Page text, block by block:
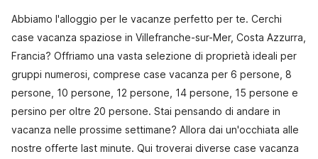
Abbiamo l'alloggio per le vacanze perfetto per te. Cerchi
case vacanza spaziose in Villefranche-sur-Mer, Costa Azzurra,
Francia? Offriamo una vasta selezione di proprietà ideali per
gruppi numerosi, comprese case vacanza per 6 persone, 8
persone, 10 persone, 12 persone, 14 persone, 15 persone e
persino per oltre 20 persone. Stai pensando di andare in
vacanza nelle prossime settimane? Allora dai un'occhiata alle
nostre offerte last minute. Qui troverai diverse case vacanza